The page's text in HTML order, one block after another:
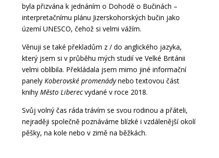
byla přizvána k jednáním o Dohodě o Bučinách –
interpretačnímu plánu Jizerskohorských bučin jako
území UNESCO, čehož si velmi vážím.
Věnuji se také překladům z / do anglického jazyka,
který jsem si v průběhu mých studií ve Velké Británii
velmi oblíbila. Překládala jsem mimo jiné informační
panely Koberovské promenádynebo textovou část
knihy Město Liberecvydané v roce 2018.
Svůj volný čas ráda trávím se svou rodinou a přáteli,
nejraději společně poznáváme blízké i vzdálenější okolí
pěšky, na kole nebo v zimě na běžkách.